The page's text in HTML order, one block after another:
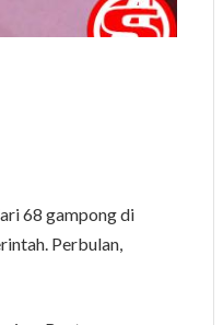
68 gampong di
Perbulan,